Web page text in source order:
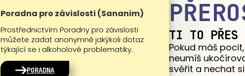
Poradna pro závislosti (Sananim)
Prostřednictvím Poradny pro závislosti
můžete zadat anonymně jakýkoli dotaz
týkající se i alkoholové problematiky.
PORADNA
TI TO PŘES
Pokud máš
neumíš
svěřit a nechat